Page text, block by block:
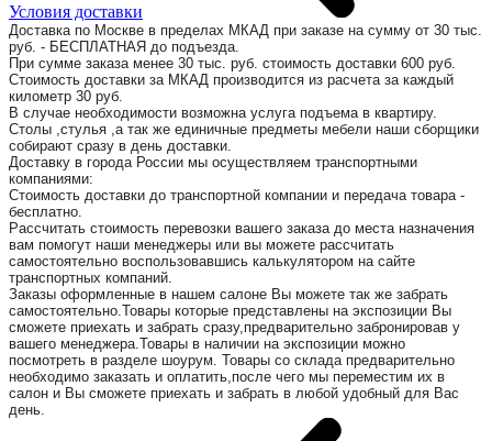
Условия доставки
Доставка по Москве в пределах МКАД при заказе на сумму от 30 тыс.
руб. - БЕСПЛАТНАЯ до подъезда.
При сумме заказа менее 30 тыс. руб. стоимость доставки 600 руб.
Стоимость доставки за МКАД производится из расчета за каждый
километр 30 руб.
В случае необходимости возможна услуга подъема в квартиру.
Столы ,стулья ,а так же единичные предметы мебели наши сборщики
собирают сразу в день доставки.
Доставку в города России мы осуществляем транспортными
компаниями:
Стоимость доставки до транспортной компании и передача товара -
бесплатно.
Рассчитать стоимость перевозки вашего заказа до места назначения
вам помогут наши менеджеры или вы можете рассчитать
самостоятельно воспользовавшись калькулятором на сайте
транспортных компаний.
Заказы оформленные в нашем салоне Вы можете так же забрать
самостоятельно.Товары которые представлены на экспозиции Вы
сможете приехать и забрать сразу,предварительно забронировав у
вашего менеджера.Товары в наличии на экспозиции можно
посмотреть в разделе шоурум. Товары со склада предварительно
необходимо заказать и оплатить,после чего мы переместим их в
салон и Вы сможете приехать и забрать в любой удобный для Вас
день.